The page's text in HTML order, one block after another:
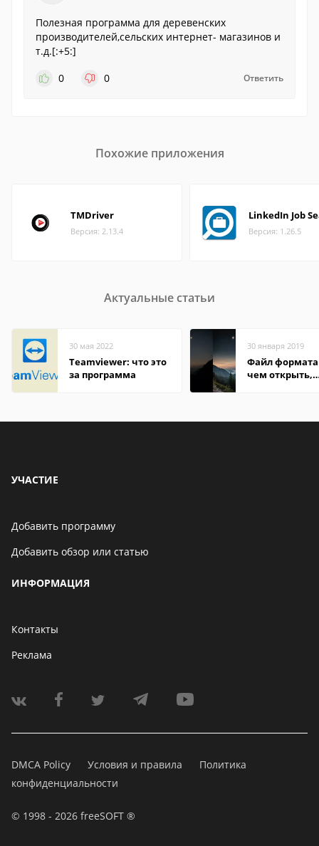
Полезная программа для деревенских
производителей,сельских интернет- магазинов и
т.д.[:+5:]
0
0 Ответить
Похожие приложения
TMDriver
Версия: 2.13.4
LinkedIn Job
Версия: 1.26.5
Актуальные статьи
30 мая 2022
Teamviewer: что это
за программа
30 января 2019
Файл
чем открыть,
УЧАСТИЕ
Добавить программу
Добавить обзор или статью
ИНФОРМАЦИЯ
Контакты
Реклама
DMCA Policy Условия и правила
Политика
конфиденциальности
© 1998 - 2026 freeSOFT ®